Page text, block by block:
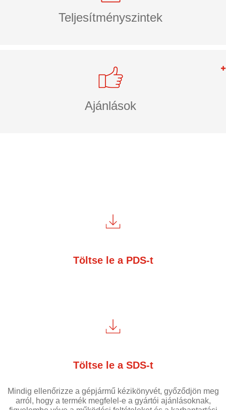
Teljesítményszintek
Ajánlások
Töltse le a PDS-t
Töltse le a SDS-t
Mindig ellenőrizze a gépjármű kézikönyvét, győződjön meg
arról, hogy a termék megfelel-e a gyártói ajánlásoknak,